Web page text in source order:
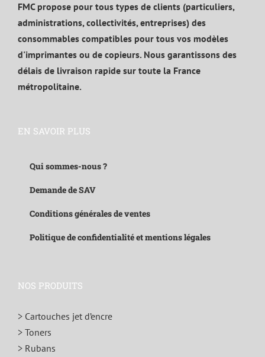
FMC propose pour tous types de clients (particuliers,
administrations, collectivités, entreprises) des
consommables compatibles pour tous vos modèles
d'imprimantes ou de copieurs. Nous garantissons des
délais de livraison rapide sur toute la France
métropolitaine.
EN SAVOIR PLUS
Qui sommes-nous ?
Demande de SAV
Conditions générales de ventes
Politique de confidentialité et mentions légales
NOS PRODUITS
> Cartouches jet d’encre
> Toners
> Rubans